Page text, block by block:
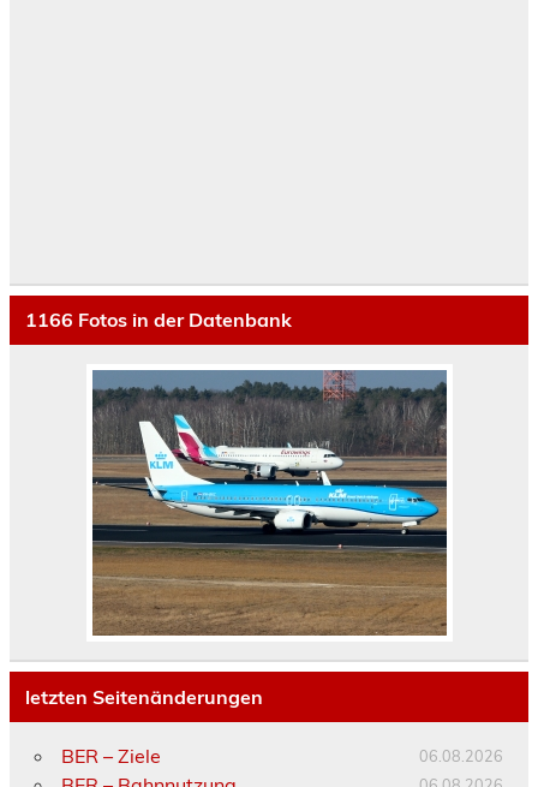
1166 Fotos in der Datenbank
letzten Seitenänderungen
BER – Ziele 06.08.2026